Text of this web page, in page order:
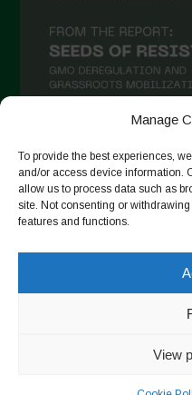
Manage
To provide the best experiences,
and/or access device information.
allow us to process data such as
site. Not consenting or
features and functions.
View
Febbraio 2021
Gennaio 2021
Ottobre 2020
Agosto 2020